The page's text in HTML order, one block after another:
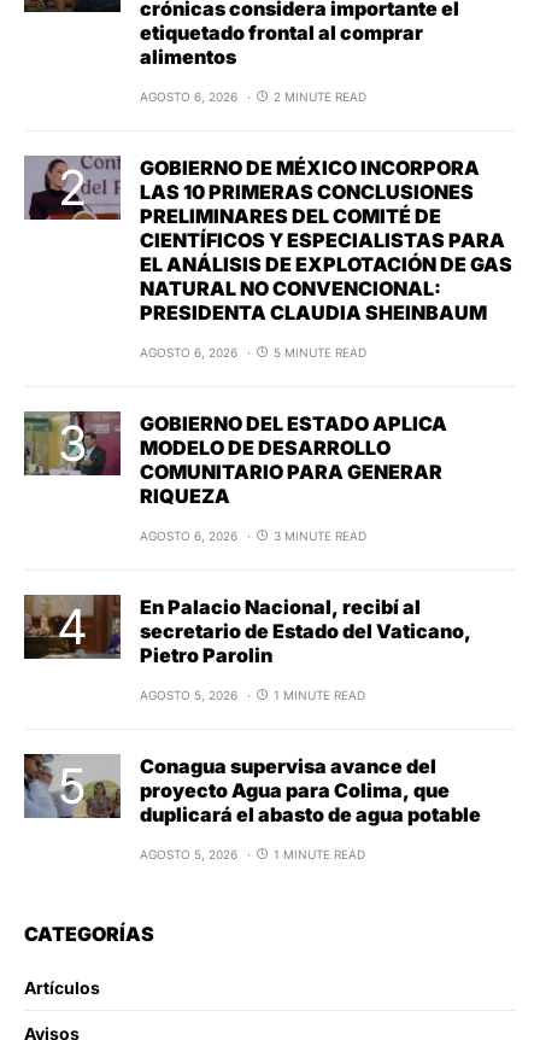
crónicas considera importante el
etiquetado frontal al comprar
alimentos
AGOSTO 6, 2026 2 MINUTE READ
GOBIERNO DE MÉXICO INCORPORA
LAS 10 PRIMERAS CONCLUSIONES
PRELIMINARES DEL COMITÉ DE
CIENTÍFICOS Y ESPECIALISTAS PARA
EL ANÁLISIS DE EXPLOTACIÓN DE GAS
NATURAL NO CONVENCIONAL:
PRESIDENTA CLAUDIA SHEINBAUM
AGOSTO 6, 2026 5 MINUTE READ
GOBIERNO DEL ESTADO APLICA
MODELO DE DESARROLLO
COMUNITARIO PARA GENERAR
RIQUEZA
AGOSTO 6, 2026 3 MINUTE READ
En Palacio Nacional, recibí al
secretario de Estado del Vaticano,
Pietro Parolin
AGOSTO 5, 2026 1 MINUTE READ
Conagua supervisa avance del
proyecto Agua para Colima, que
duplicará el abasto de agua potable
AGOSTO 5, 2026 1 MINUTE READ
CATEGORÍAS
Artículos
Avisos